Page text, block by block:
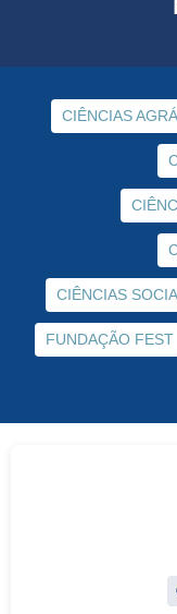
CIÊNCIAS
CIÊNCIAS
FUNDAÇÃO FEST